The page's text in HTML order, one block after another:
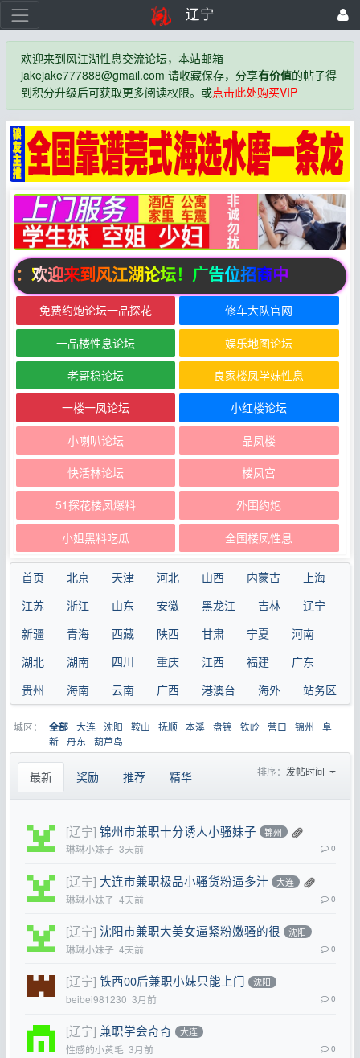
辽宁
欢迎来到风江湖性息交流论坛，本站邮箱
jakejake777888@gmail.com 请收藏保存，分享有价值的帖子得
到积分升级后可获取更多阅读权限。或点击此处购买VIP
欢迎来到风江湖论坛！广告位招商中
免费约炮论坛一品探花 修车大队官网
一品楼性息论坛 娱乐地图论坛
老哥稳论坛 良家楼凤学妹性息
一楼一凤论坛 小红楼论坛
小喇叭论坛 品凤楼
快活林论坛 楼凤宫
51探花楼凤爆料 外围约炮
小姐黑料吃瓜 全国楼凤性息
首页 北京 天津 河北 山西 内蒙古
上海
江苏
浙江 山东 安徽 黑龙江 吉林
辽宁
新疆
青海 西藏 陕西 甘肃 宁夏
河南
湖北
湖南 四川 重庆 江西 福建
广东
贵州
海南 云南 广西 港澳台 海外 站务区
城区： 全部 大连 沈阳 鞍山 抚顺 本溪 盘锦 铁岭 营口 锦州
阜
新 丹东 葫芦岛
最新 奖励 推荐 精华 排序： 发帖时间
[辽宁] 锦州市兼职十分诱人小骚妹子 锦州
琳琳小妹子 3天前 0
[辽宁] 大连市兼职极品小骚货粉逼多汁 大连
琳琳小妹子 4天前 0
[辽宁] 沈阳市兼职大美女逼紧粉嫩骚的很 沈阳
琳琳小妹子 4天前 0
[辽宁] 铁西00后兼职小妹只能上门 沈阳
beibei981230 3月前 0
[辽宁] 兼职学会奇奇 大连
性感的小黄毛 3月前 0